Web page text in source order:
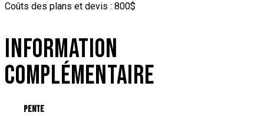
Coûts des plans et devis : 800$
INFORMATION
COMPLÉMENTAIRE
Pente